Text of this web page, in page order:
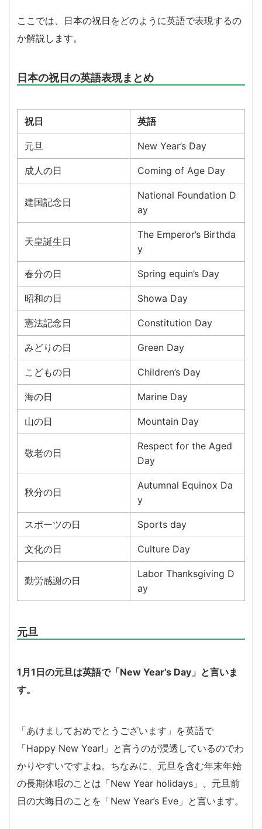
ここでは、日本の祝日をどのように英語で表現するの
か解説します。
日本の祝日の英語表現まとめ
祝日 英語
元旦 New Year’s Day
成人の日 Coming of Age Day
建国記念日
National Foundation D
ay
天皇誕生日
The Emperor’s Birthda
y
春分の日 Spring equin’s Day
昭和の日 Showa Day
憲法記念日 Constitution Day
みどりの日 Green Day
こどもの日 Children’s Day
海の日 Marine Day
山の日 Mountain Day
敬老の日
Respect for the Aged
Day
秋分の日
Autumnal Equinox Da
y
スポーツの日 Sports day
文化の日 Culture Day
勤労感謝の日
Labor Thanksgiving D
ay
元旦
1月1日の元旦は英語で「New Year’s Day」と言いま
す。
「あけましておめでとうございます」を英語で
「Happy New Year!」と言うのが浸透しているのでわ
かりやすいですよね。ちなみに、元旦を含む年末年始
の長期休暇のことは「New Year holidays」、元旦前
日の大晦日のことを「New Year’s Eve」と言います。